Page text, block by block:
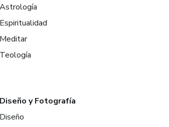
Astrología
Espiritualidad
Meditar
Teología
Diseño y Fotografía
Diseño